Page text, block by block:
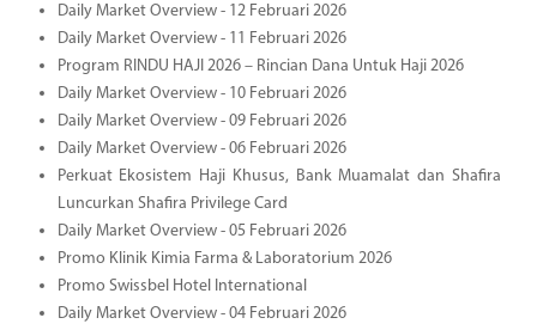
Daily Market Overview - 12 Februari 2026
Daily Market Overview - 11 Februari 2026
Program RINDU HAJI 2026 – Rincian Dana Untuk Haji 2026
Daily Market Overview - 10 Februari 2026
Daily Market Overview - 09 Februari 2026
Daily Market Overview - 06 Februari 2026
Perkuat Ekosistem Haji Khusus, Bank Muamalat dan Shafira
Luncurkan Shafira Privilege Card
Daily Market Overview - 05 Februari 2026
Promo Klinik Kimia Farma & Laboratorium 2026
Promo Swissbel Hotel International
Daily Market Overview - 04 Februari 2026